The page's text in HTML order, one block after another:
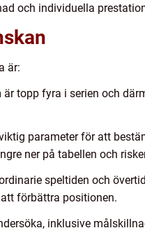
och individuella
är:
topp fyra i serien och
parameter för att
ner på tabellen och
speltiden och
förbättra positionen.
inklusive